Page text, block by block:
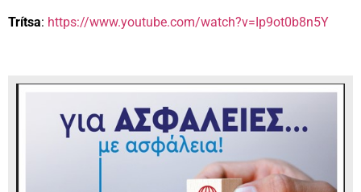
Trítsa: https://www.youtube.com/watch?v=Ip9ot0b8n5Y